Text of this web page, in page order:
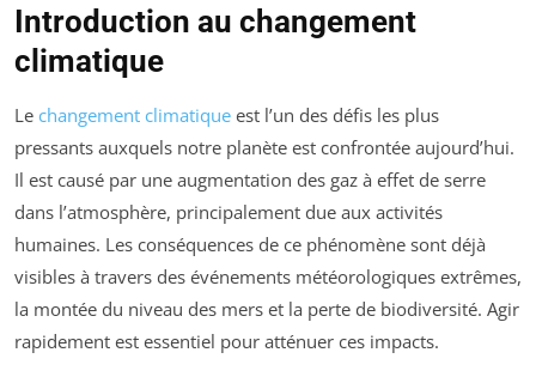
Introduction au changement
climatique
Le changement climatique est l’un des défis les plus
pressants auxquels notre planète est confrontée aujourd’hui.
Il est causé par une augmentation des gaz à effet de serre
dans l’atmosphère, principalement due aux activités
humaines. Les conséquences de ce phénomène sont déjà
visibles à travers des événements météorologiques extrêmes,
la montée du niveau des mers et la perte de biodiversité. Agir
rapidement est essentiel pour atténuer ces impacts.